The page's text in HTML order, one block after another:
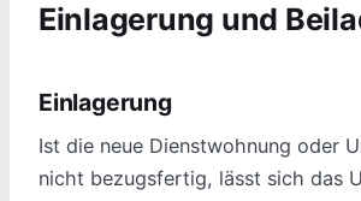
Einlagerung und
Einlagerung
Ist die neue Dienstwohnung oder
nicht bezugsfertig, lässt sich das